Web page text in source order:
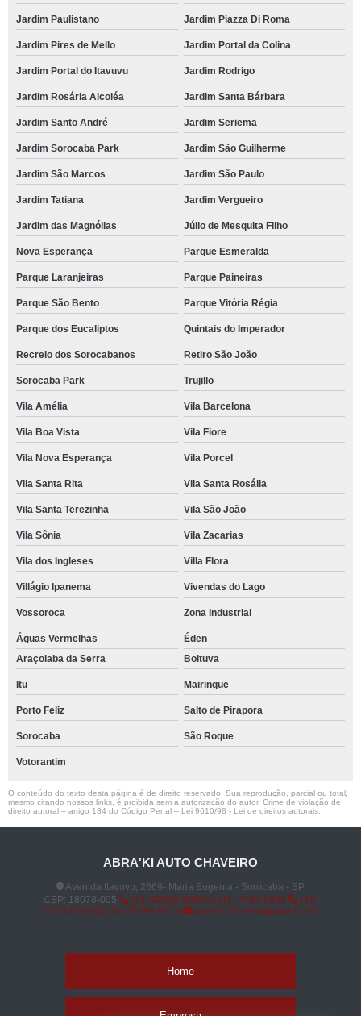
Jardim Paulistano Jardim Piazza Di Roma
Jardim Pires de Mello Jardim Portal da Colina
Jardim Portal do Itavuvu Jardim Rodrigo
Jardim Rosária Alcoléa Jardim Santa Bárbara
Jardim Santo André Jardim Seriema
Jardim Sorocaba Park Jardim São Guilherme
Jardim São Marcos Jardim São Paulo
Jardim Tatiana Jardim Vergueiro
Jardim das Magnólias Júlio de Mesquita Filho
Nova Esperança Parque Esmeralda
Parque Laranjeiras Parque Paineiras
Parque São Bento Parque Vitória Régia
Parque dos Eucaliptos Quintais do Imperador
Recreio dos Sorocabanos Retiro São João
Sorocaba Park Trujillo
Vila Amélia Vila Barcelona
Vila Boa Vista Vila Fiore
Vila Nova Esperança Vila Porcel
Vila Santa Rita Vila Santa Rosália
Vila Santa Terezinha Vila São João
Vila Sônia Vila Zacarias
Vila dos Ingleses Villa Flora
Villágio Ipanema Vivendas do Lago
Vossoroca Zona Industrial
Águas Vermelhas
Éden
Araçoiaba da Serra
Boituva
Itu Mairinque
Porto Feliz Salto de Pirapora
Sorocaba São Roque
Votorantim
O conteúdo do texto desta página é de direito reservado. Sua reprodução, parcial ou total,
mesmo citando nossos links, é proibida sem a autorização do autor. Crime de violação de
direito autoral – artigo 184 do Código Penal – Lei 9610/98 - Lei de direitos autorais
ABRA'KI AUTO CHAVEIRO
Avenida Itavuvu, 2669- Maria Eugenia - Sorocaba - SP
CEP: 18078-005
(11) 99999-9999 (11) 7788-8888
(15)
2104-8520
(15) 99796-9373 abraki.chaveiro@gmail.com
Home